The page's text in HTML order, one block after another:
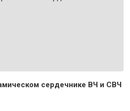
сердечнике ВЧ и СВЧ